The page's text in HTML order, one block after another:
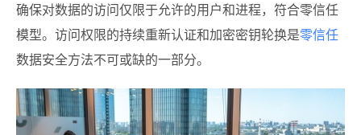
确保对数据的访问仅限于允许的用户和进程，符合零信任
模型。访问权限的持续重新认证和加密密钥轮换是零信任
数据安全方法不可或缺的一部分。